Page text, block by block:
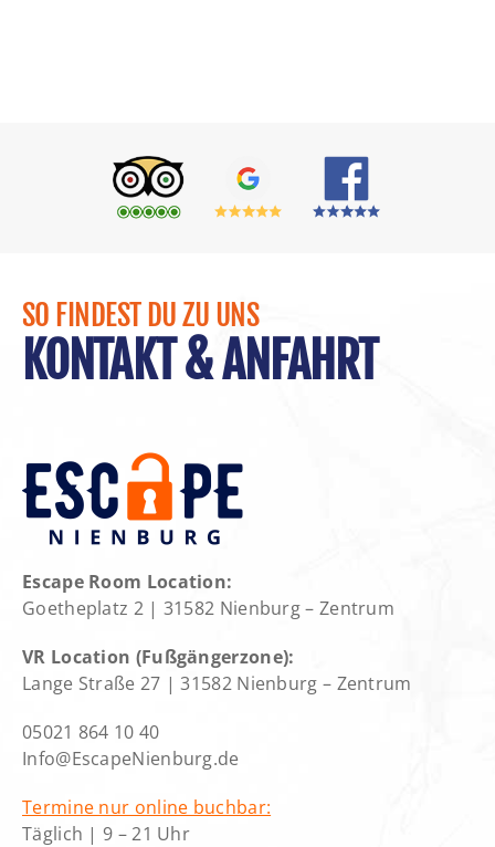
SO FINDEST DU ZU UNS
KONTAKT & ANFAHRT
Escape Room Location:
Goetheplatz 2 | 31582 Nienburg – Zentrum
VR Location (Fußgängerzone):
Lange Straße 27 | 31582 Nienburg – Zentrum
05021 864 10 40
Info@EscapeNienburg.de
Termine nur online buchbar:
Täglich | 9 – 21 Uhr